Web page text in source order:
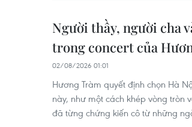
Người thầy, người cha
trong concert của
02/08/2026 01:01
Hương Tràm quyết định chọn Hà
này, như một cách khép vòng tròn
đã từng chứng kiến cô từ những